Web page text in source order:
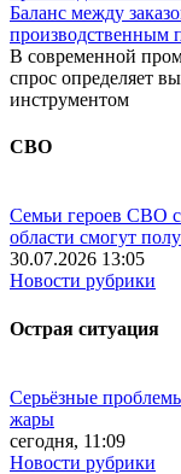
Баланс между
производственным
В современной
спрос определяет
инструментом
СВО
Семьи героев СВО с
области смогут
30.07.2026 13:05
Новости рубрики
Острая ситуация
Серьёзные
жары
сегодня, 11:09
Новости рубрики